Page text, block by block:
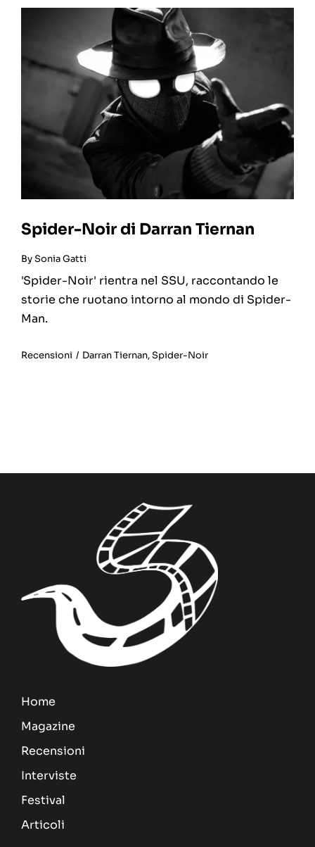
Spider-Noir di Darran Tiernan
BySonia Gatti
'Spider-Noir' rientra nel SSU, raccontando le
storie che ruotano intorno al mondo di Spider-
Man.
Recensioni / Darran Tiernan,Spider-Noir
Home
Magazine
Recensioni
Interviste
Festival
Articoli